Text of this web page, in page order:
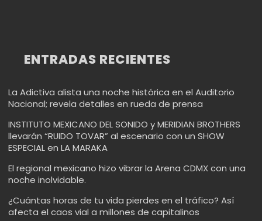
ENTRADAS RECIENTES
La Adictiva alista una noche histórica en el Auditorio
Nacional; revela detalles en rueda de prensa
INSTITUTO MEXICANO DEL SONIDO y MERIDIAN BROTHERS
llevarán “RUIDO TOVAR” al escenario con un SHOW
ESPECIAL en LA MARAKA
El regional mexicano hizo vibrar la Arena CDMX con una
noche inolvidable.
¿Cuántas horas de tu vida pierdes en el tráfico? Así
afecta el caos vial a millones de capitalinos